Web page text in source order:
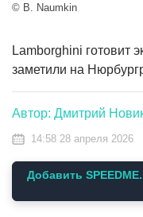
© B. Naumkin
Lamborghini готовит
заметили на
Автор: Дмитрий
14:58 28 апреля 2026
Добавить